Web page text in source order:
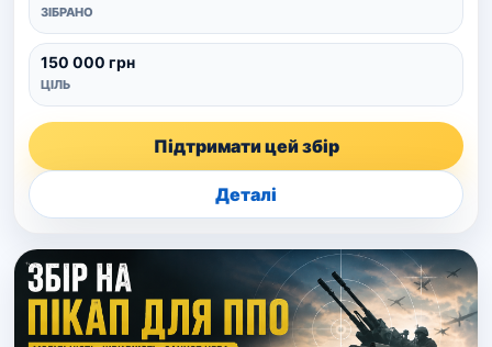
ЗІБРАНО
150 000 грн
ЦІЛЬ
Підтримати цей збір
Деталі